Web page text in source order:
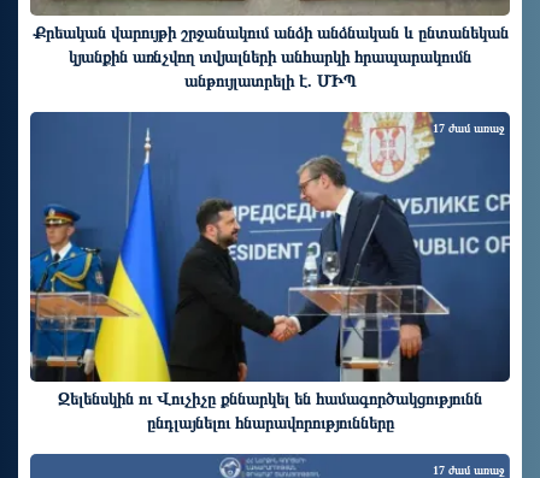
Քրեական վարույթի շրջանակում անձի անձնական և ընտանեկան
կյանքին առնչվող տվյալների անհարկի հրապարակումն
անթույլատրելի է. ՄԻՊ
Զելենսկին ու Վուչիչը քննարկել են համագործակցությունն
ընդլայնելու հնարավորությունները
17 ժամ առաջ
17 ժամ առաջ